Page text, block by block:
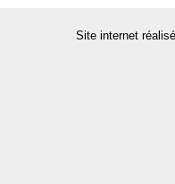
Site internet